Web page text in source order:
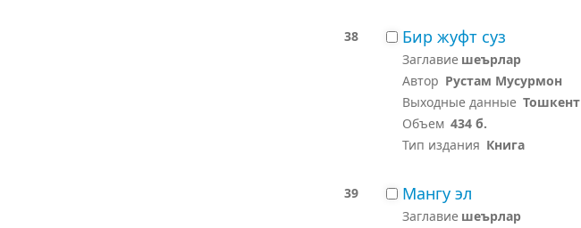
38 Бир жуфт суз
Заглавие шеърлар
Автор Рустам Мусурмон
Выходные данные Тошкент
Объем 434 б.
Тип издания Книга
39 Мангу эл
Заглавие шеърлар